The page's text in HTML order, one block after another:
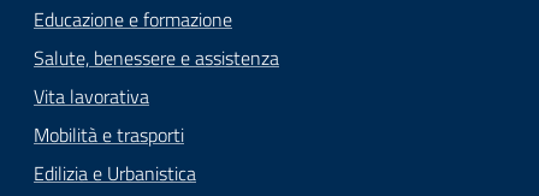
Educazione e formazione
Salute, benessere e assistenza
Vita lavorativa
Mobilità e trasporti
Edilizia e Urbanistica